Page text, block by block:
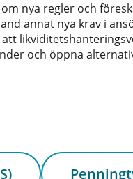
om nya regler och
annat nya krav i
och öppna